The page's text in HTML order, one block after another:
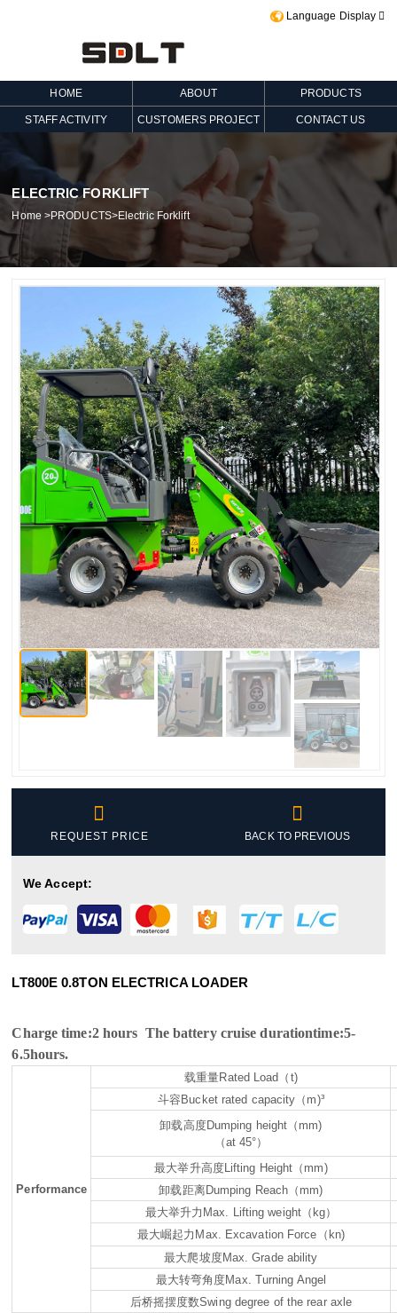
Language Display 
HOME ABOUT PRODUCTS
STAFF ACTIVITY CUSTOMERS PROJECT CONTACT US
ELECTRIC FORKLIFT
Home >PRODUCTS>Electric Forklift

REQUEST PRICE

BACK TO PREVIOUS
We Accept:
LT800E 0.8TON ELECTRICA LOADER
Charge time:2 hours The battery cruise durationtime:5-
6.5hours.
Performance
载重量Rated Load （ t)
斗容 Bucket rated capacity （ m)³
卸载高度Dumping height （ mm)
（at 45°）
最大举升高度Lifting Height （ mm)
卸载距离Dumping Reach （ mm)
最大举升力 Max. Lifting weight（ kg）
最大崛起力 Max. Excavation Force （ kn)
最大爬坡度Max. Grade ability
最大转弯角度Max. Turning Angel
后桥摇摆度数Swing degree of the rear axle